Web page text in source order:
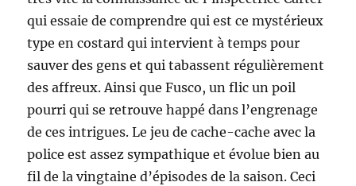
qui essaie de comprendre qui est ce mystérieux
type en costard qui intervient à temps pour
sauver des gens et qui tabassent régulièrement
des affreux. Ainsi que Fusco, un flic un poil
pourri qui se retrouve happé dans l’engrenage
de ces intrigues. Le jeu de cache-cache avec la
police est assez sympathique et évolue bien au
fil de la vingtaine d’épisodes de la saison. Ceci